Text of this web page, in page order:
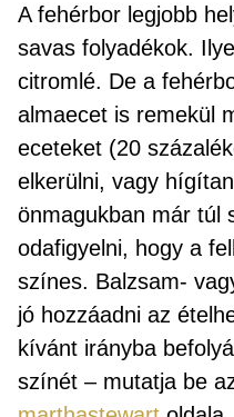
A fehérbor legjobb
savas folyadékok.
citromlé. De a
almaecet is remekül
eceteket (20
elkerülni, vagy
önmagukban már túl
odafigyelni, hogy a
színes. Balzsam-
jó hozzáadni az
kívánt irányba
színét – mutatja be